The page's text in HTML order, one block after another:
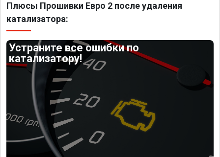
Плюсы Прошивки Евро 2 после удаления
катализатора:
Устраните все ошибки по
катализатору!